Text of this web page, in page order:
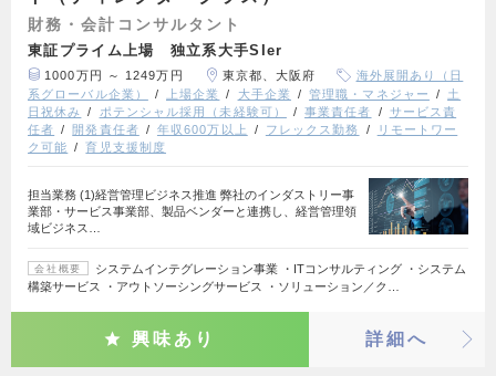
財務・会計コンサルタント
東証プライム上場 独立系大手SIer
1000万円 ～ 1249万円 東京都、大阪府
海外展開あり（日
系グローバル企業）
上場企業 大手企業 管理職・マネジャー
土
日祝休み
ポテンシャル採用（未経験可） 事業責任者
サービス責
任者
開発責任者 年収600万以上 フレックス勤務
リモートワー
ク可能
育児支援制度
担当業務 (1)経営管理ビジネス推進 弊社のインダストリー事
業部・サービス事業部、製品ベンダーと連携し、経営管理領
域ビジネス…
会社概要
システムインテグレーション事業 ・ITコンサルティング ・システム
構築サービス ・アウトソーシングサービス ・ソリューション／ク…
興味あり 詳細へ